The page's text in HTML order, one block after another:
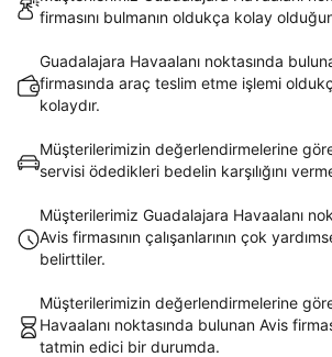
firmasını bulmanın oldukça kolay
Guadalajara Havaalanı noktasında
firmasında araç teslim etme işlemi
kolaydır.
Müşterilerimizin değerlendirmelerine
servisi ödedikleri bedelin karşılığını
Müşterilerimiz Guadalajara Havaalanı
Avis firmasının çalışanlarının çok
belirttiler.
Müşterilerimizin değerlendirmelerine
Havaalanı noktasında bulunan Avis
tatmin edici bir durumda.